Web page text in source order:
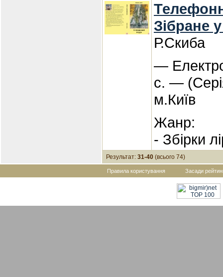
Зібране
Р.Скиба
—
с. —
м.Київ
Жанр:
- Збірки
Результат: 31-40 (всього 74)
Правила користування Засади